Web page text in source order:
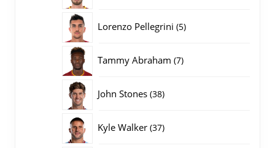
Lorenzo Pellegrini 55
Tammy Abraham 77
John Stones 3838
Kyle Walker 3737